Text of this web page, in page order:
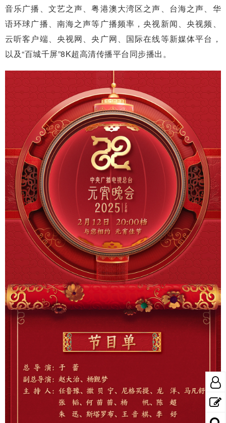
音乐广播、文艺之声、粤港澳大湾区之声、台海之声、华
语环球广播、南海之声等广播频率，央视新闻、央视频、
云听客户端、央视网、央广网、国际在线等新媒体平台，
以及“百城千屏”8K超高清传播平台同步播出。